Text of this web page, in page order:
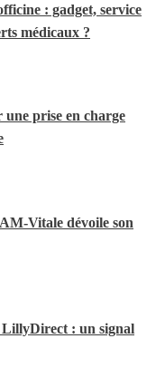
: gadget, service
médicaux ?
prise en charge
Vitale dévoile son
: un signal